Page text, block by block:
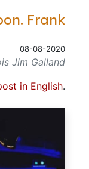
Frank
08-08-2020
Jim Galland
in English.